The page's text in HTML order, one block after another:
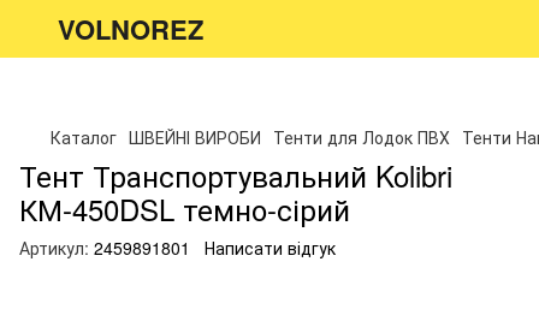
VOLNOREZ
Каталог ШВЕЙНІ ВИРОБИ Тенти для Лодок ПВХ Тенти
Тент Транспортувальний Kolibri
КМ-450DSL темно-сірий
Артикул: 2459891801 Написати відгук